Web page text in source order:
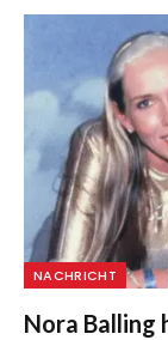
NACHRICHT
Nora Balling